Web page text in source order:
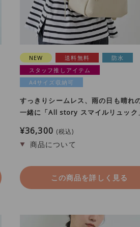
NEW 送料無料
防水
スタッフ推しアイテム
A4サイズ収納可
すっきりシームレス、雨の日も晴れ
一緒に「All story スマイルリュック
¥36,300 税込
この商品を詳しく見る